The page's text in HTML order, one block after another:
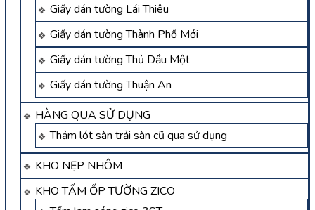
Giấy dán tường Lái Thiêu
Giấy dán tường Thành Phố Mới
Giấy dán tường Thủ Dầu Một
Giấy dán tường Thuận An
HÀNG QUA SỬ DỤNG
Thảm lót sàn trải sàn cũ qua sử dụng
KHO NẸP NHÔM
KHO TẤM ỐP TƯỜNG ZICO